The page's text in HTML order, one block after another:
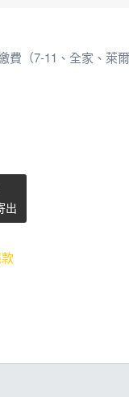
費（7-11、全家、萊爾
出